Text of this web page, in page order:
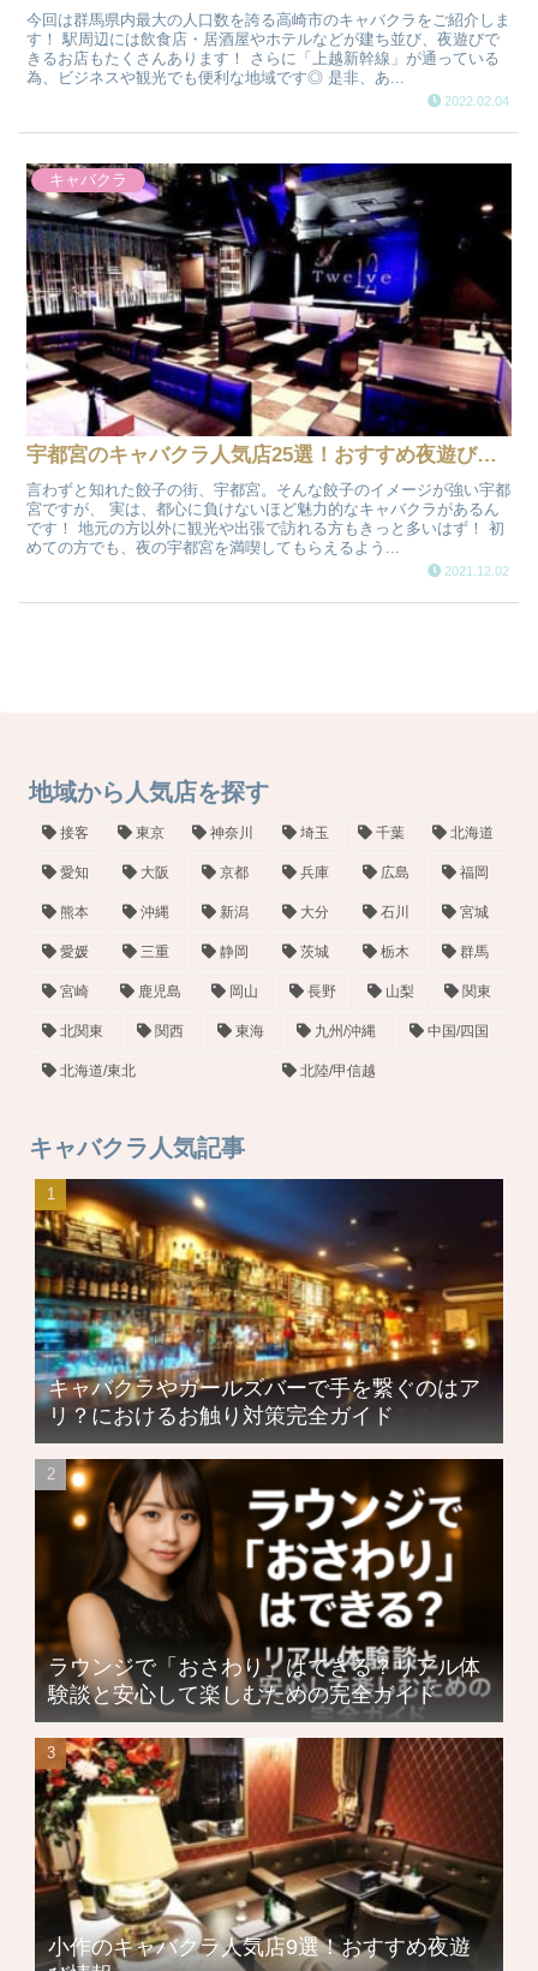
今回は群馬県内最大の人口数を誇る高崎市のキャバクラをご紹介しま
す！ 駅周辺には飲食店・居酒屋やホテルなどが建ち並び、夜遊びで
きるお店もたくさんあります！ さらに「上越新幹線」が通っている
為、ビジネスや観光でも便利な地域です◎ 是非、あ...
2022.02.04
キャバクラ
宇都宮のキャバクラ人気店25選！おすすめ夜遊び情報
言わずと知れた餃子の街、宇都宮。そんな餃子のイメージが強い宇都
宮ですが、 実は、都心に負けないほど魅力的なキャバクラがあるん
です！ 地元の方以外に観光や出張で訪れる方もきっと多いはず！ 初
めての方でも、夜の宇都宮を満喫してもらえるよう...
2021.12.02
地域から人気店を探す
接客 東京 神奈川 埼玉 千葉 北海道
愛知 大阪 京都 兵庫 広島 福岡
熊本 沖縄 新潟 大分 石川 宮城
愛媛 三重 静岡 茨城 栃木 群馬
宮崎 鹿児島 岡山 長野 山梨 関東
北関東 関西 東海 九州/沖縄 中国/四国
北海道/東北 北陸/甲信越
キャバクラ人気記事
キャバクラやガールズバーで手を繋ぐのはア
リ？におけるお触り対策完全ガイド
ラウンジで「おさわり」はできる？リアル体
験談と安心して楽しむための完全ガイド
小作のキャバクラ人気店9選！おすすめ夜遊